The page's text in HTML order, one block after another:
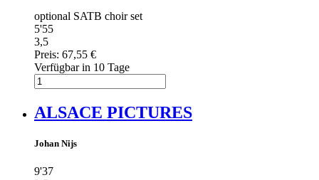
optional SATB choir set
5'55
3,5
Preis: 67,55 €
Verfügbar in 10 Tage
ALSACE PICTURES
Johan Nijs
9'37